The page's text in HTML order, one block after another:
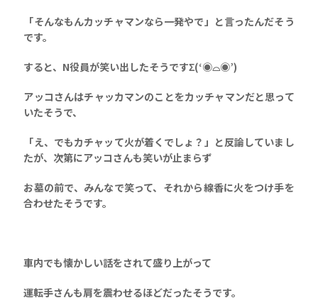
「そんなもんカッチャマンなら一発やで」と言ったんだそう
です。
すると、N役員が笑い出したそうですΣ(‘◉⌓◉’)
アッコさんはチャッカマンのことをカッチャマンだと思って
いたそうで、
「え、でもカチャッて火が着くでしょ？」と反論していまし
たが、次第にアッコさんも笑いが止まらず
お墓の前で、みんなで笑って、それから線香に火をつけ手を
合わせたそうです。
車内でも懐かしい話をされて盛り上がって
運転手さんも肩を震わせるほどだったそうです。